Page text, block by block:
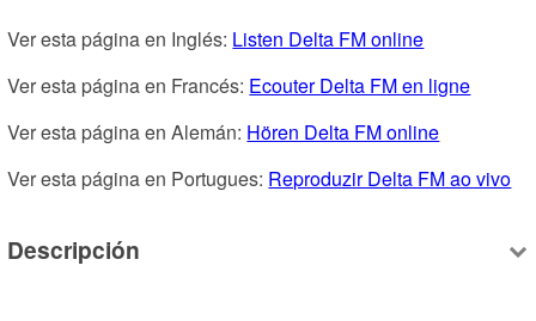
Ver esta página en Inglés: Listen Delta FM online
Ver esta página en Francés: Ecouter Delta FM en ligne
Ver esta página en Alemán: Hören Delta FM online
Ver esta página en Portugues: Reproduzir Delta FM ao vivo
Descripción